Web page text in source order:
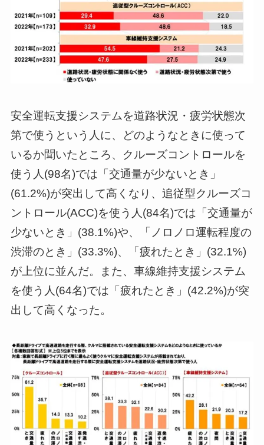
安全運転支援システムを道路状況・疲労状態次
第で使うという人に、どのようなときに使って
いるか聞いたところ、クルーズコントロールを
使う人(98名)では「交通量が少ないとき」
(61.2%)が突出して高くなり、追従型クルーズコ
ントロール(ACC)を使う人(84名)では「交通量が
少ないとき」(38.1%)や、「ノロノロ運転程度の
渋滞のとき」(33.3%)、「疲れたとき」(32.1%)
が上位に並んだ。また、車線維持支援システム
を使う人(64名)では「疲れたとき」(42.2%)が突
出して高くなった。